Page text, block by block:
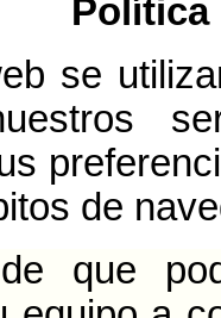
Política
se
de
que